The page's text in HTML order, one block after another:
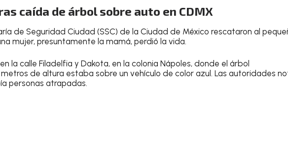
caída de árbol sobre auto en CDMX
de Seguridad Ciudad (SSC) de la Ciudad de México rescataron al
mujer, presuntamente la mamá, perdió la vida.
la calle Filadelfia y Dakota, en la colonia Nápoles, donde el árbol
de altura estaba sobre un vehículo de color azul. Las autoridades
personas atrapadas.